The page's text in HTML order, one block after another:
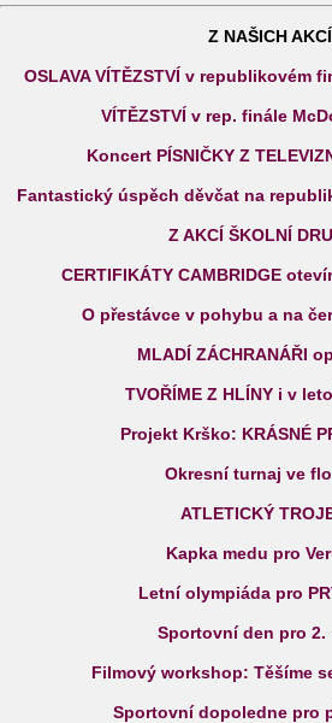
Z NAŠICH AKCÍ
OSLAVA VÍTĚZSTVÍ v republikovém
VÍTĚZSTVÍ v rep. finále
Koncert PÍSNIČKY Z
Fantastický úspěch děvčat na
Z AKCÍ ŠKOLNÍ
CERTIFIKÁTY CAMBRIDGE
O přestávce v pohybu a na
MLADÍ ZÁCHRANÁŘI
TVOŘÍME Z HLÍNY i v
Projekt Krško: KRÁSNÉ
Okresní turnaj ve
ATLETICKÝ
Kapka medu pro
Letní olympiáda pro
Sportovní den pro 2.
Filmový workshop: Těšíme
Sportovní dopoledne pro